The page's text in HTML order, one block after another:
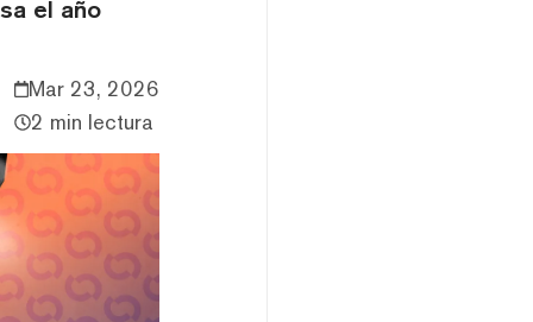
el año
Mar 23, 2026
2 min lectura